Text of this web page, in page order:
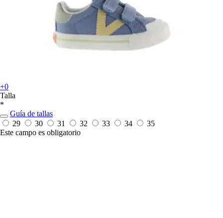
+0
Talla
*
Guía de tallas
29
30 31 32 33 34
35
Este campo es obligatorio